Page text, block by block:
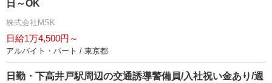
日～OK
株式会社MSK
日給1万4,500円～
アルバイト・パート / 東京都
日勤・下高井戸駅周辺の交通誘導警備員/入社祝い金あり/週